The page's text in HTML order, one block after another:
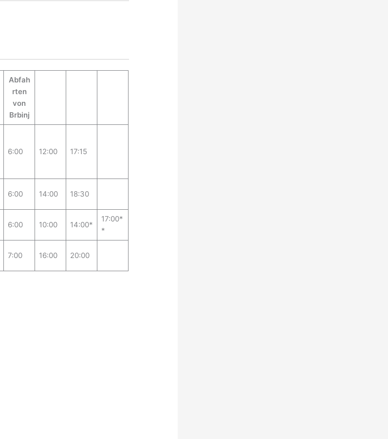
Abfah
rten
von
Brbinj
6:00 12:00 17:15
6:00 14:00 18:30
6:00 10:00 14:00*
17:00*
*
7:00 16:00 20:00